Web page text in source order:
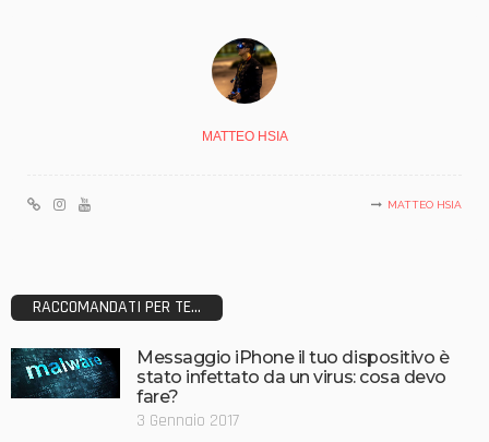
MATTEO HSIA
MATTEO HSIA
RACCOMANDATI PER TE...
Messaggio iPhone il tuo dispositivo è
stato infettato da un virus: cosa devo
fare?
3 Gennaio 2017